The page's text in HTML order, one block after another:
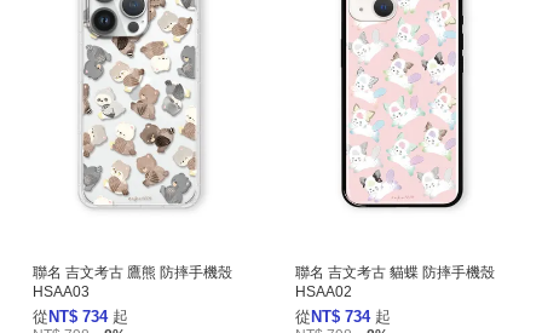
聯名 吉文考古 鷹熊 防摔手機殼
HSAA03
從 NT$ 734 起
聯名 吉文考古 貓蝶 防摔手機殼
HSAA02
從 NT$ 734 起